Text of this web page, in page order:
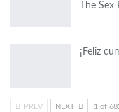
The Sex
¡Feliz
PREV NEXT 1 of